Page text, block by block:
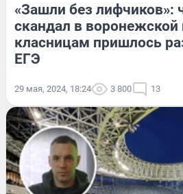
«Зашли без лифчиков»:
скандал в воронежской
класницам пришлось
ЕГЭ
29 мая, 2024, 18:24 3 800 13